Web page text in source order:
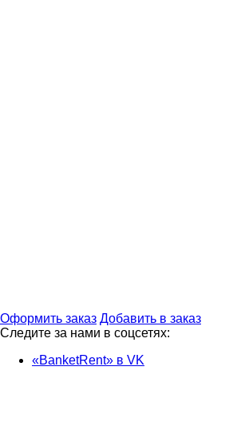
Оформить заказ Добавить в заказ
Следите за нами в соцсетях:
«BanketRent» в VK